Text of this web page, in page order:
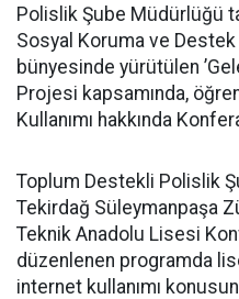
Polislik Şube Müdürlüğü
Sosyal Koruma ve Destek
bünyesinde yürütülen
Projesi kapsamında,
Kullanımı hakkında
Toplum Destekli Polislik
Tekirdağ Süleymanpaşa
Teknik Anadolu Lisesi
düzenlenen programda
internet kullanımı